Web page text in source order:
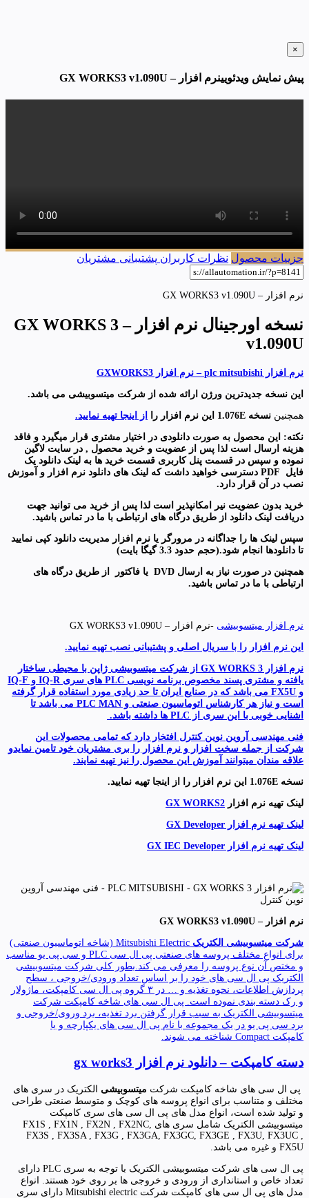
×
پیش نمایش ویدئویینرم افزار – GX WORKS3 v1.090U
جزییات محصول نظرات کاربران پشتیبانی مشتریان
نرم افزار – GX WORKS3 v1.090U
نسخه اورجینال نرم افزار – GX WORKS 3
v1.090U
نرم افزار plc mitsubishi – نرم افزار GXWORKS3
این نسخه جدیدترین ورژن ارائه شده از شرکت میتسوبیشی می باشد.
همچنین نسخه 1.076E این نرم افزار را از اینجا تهیه نمایید.
نکته: این محصول به صورت دانلودی در اختیار مشتری قرار میگیرد و فاقد
هزینه ارسال است لذا پس از عضویت و خرید محصول , در سایت لاگین
نموده و سپس در قسمت پنل کاربری قسمت خرید ها به لینک دانلود یک
فایل
دسترسی خواهید داشت که لینک های دانلود نرم افزار و آموزش
نصب در آن قرار دارد.
خرید بدون عضویت نیر امکانپذیر است لذا پس از خرید می توانید جهت
دریافت لینک دانلود از طریق درگاه های ارتباطی با ما در تماس باشید.
سپس لینک ها را جداگانه در مرورگر یا نرم افزار مدیریت دانلود کپی نمایید
تا دانلودها انجام شود.(حجم حدود 3.3 گیگا بایت)
همچنین در صورت نیاز به ارسال DVD یا فاکتور
از طریق درگاه های
ارتباطی با ما در تماس باشید.
نرم افزار میتسوبیشی -نرم افزار – GX WORKS3 v1.090U
این نرم افزار را با سریال اصلی و پشتیبانی نصب تهیه نمایید.
نرم افزار GX WORKS 3 از شرکت میتسوبیشی ژاپن با محیطی ساختار
یافته و مشتری پسند مخصوص برنامه نویسی PLC های سری
IQ-R و IQ-F
و FX5U می باشد که در صنایع ایران تا حد زیادی مورد استفاده قرار گرفته
است و نیاز هر کارشناس اتوماسیون صنعتی و PLC MAN می باشد تا
اشنایی خوبی با این سری از PLC ها داشته باشد.
فنی مهندسی آروین نوین کنترل افتخار دارد که تمامی محصولات این
شرکت از جمله سخت افزار و نرم افزار را بری مشتریان خود تامین نمایدو
علاقه مندان میتوانند آموزش این محصول را نیز تهیه نمایند.
نسخه 1.076E این نرم افزار را از اینجا تهیه نمایید.
لینک تهیه نرم افزار GX WORKS2
لینک تهیه نرم افزار GX Developer
لینک تهیه نرم افزار GX IEC Developer
نرم افزار – GX WORKS3 v1.090U
شرکت میتسوبیشی الکتریک
Mitsubishi Electric (شاخه اتوماسیون صنعتی)
برای انواع مختلف پروسه های صنعتی پی ال سی PLC و سی پی یو مناسب
و مختص آن نوع پروسه را معرفی می کند.بطور کلی شرکت میتسوبیشی
الکتریک پی ال سی های خود را بر اساس تعداد ورودی/خروجی ، سطح
پردازش اطلاعات، نحوه تغذیه و … در ۳ گروه پی ال سی کامپکت، ماژولار
و رک دسته بندی نموده است. پی ال سی های شاخه کامپکت شرکت
میتسوبیشی الکتریک به سبب قرار گرفتن برد تغذیه، برد وروی/خروجی و
برد سی پی یو در یک مجموعه با نام پی ال سی های یکپارچه و یا
کامپکت Compact شناخته می شوند.
دسته کامپکت – دانلود نرم افزار gx works3
پی ال سی های شاخه کامپکت شرکت میتسوبیشی الکتریک در سری های
مختلف و متناسب برای انواع پروسه های کوچک و متوسط صنعتی طراحی
و تولید شده است، انواع مدل های پی ال سی های سری کامپکت
میتسوبیشی الکتریک شامل سری های FX1S , FX1N , FX2N , FX2NC,
FX3S , FX3SA , FX3G , FX3GA, FX3GC, FX3GE , FX3U, FX3UC ,
FX5U و غیره می باشد.
پی ال سی های شرکت میتسوبیشی الکتریک با توجه به سری PLC دارای
تعداد خاص و استانداری از ورودی و خروجی ها بر روی خود هستند. انواع
مدل های پی ال سی های کامپکت شرکت Mitsubishi electric دارای سری